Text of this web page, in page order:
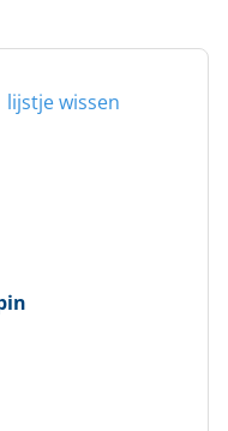
lijstje wissen